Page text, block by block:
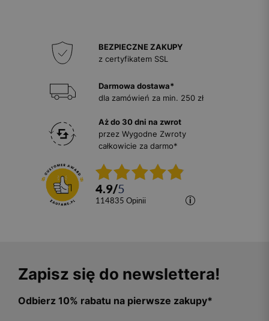
BEZPIECZNE ZAKUPY
z certyfikatem SSL
Darmowa dostawa*
dla zamówień za min. 250 zł
Aż do 30 dni na zwrot
przez Wygodne Zwroty
całkowicie za darmo*
4.9/5
114835 opinii
Zapisz się do newslettera!
Odbierz 10% rabatu na pierwsze zakupy*